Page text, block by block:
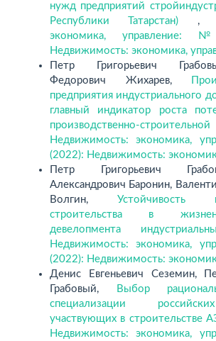
нужд предприятий
Республики Татарстан) ,
экономика,
Недвижимость: экономика,
Петр Григорьевич
Федорович Жихарев,
предприятия индустриального
главный индикатор роста
производственно-
Недвижимость: экономика,
(2022): Недвижимость:
Петр Григорьевич
Александрович Баронин,
Волгин, Устойчивость
строительства в
девелопмента
Недвижимость: экономика,
(2022): Недвижимость:
Денис Евгеньевич Сеземин,
Грабовый,
Выбор
специализации
участвующих в строительстве
Недвижимость: экономика,